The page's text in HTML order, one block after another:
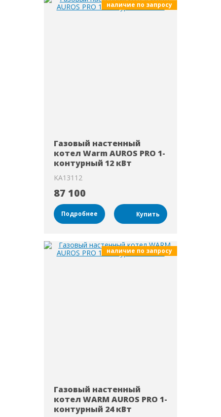
наличие по запросу
Газовый настенный
котел Warm AUROS PRO 1-
контурный 12 кВт
KA13112
87 100
Подробнее
наличие по запросу
Газовый настенный
котел WARM AUROS PRO 1-
контурный 24 кВт